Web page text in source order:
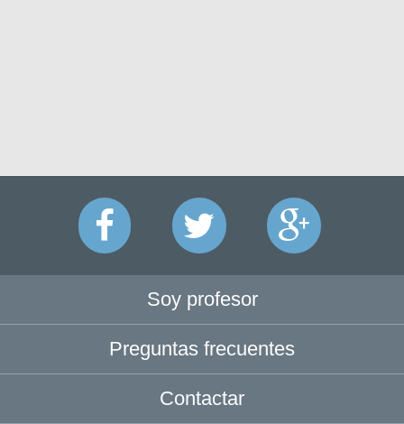
Soy profesor
Preguntas frecuentes
Contactar